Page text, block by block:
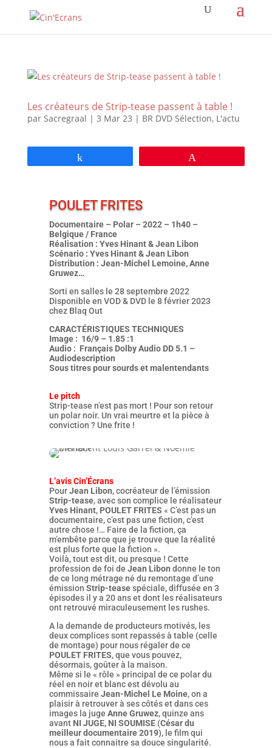
Les créateurs de Strip-tease passent à table !
par Sacregraal | 3 Mar 23 | BR DVD Sélection, L'actu
POULET FRITES
Documentaire – Polar – 2022 – 1h40 –
Belgique / France
Réalisation : Yves Hinant & Jean Libon
Scénario : Yves Hinant & Jean Libon
Distribution : Jean-Michel Lemoine, Anne
Gruwez…
Sorti en salles le 28 septembre 2022
Disponible en VOD & DVD le 8 février 2023
chez Blaq Out
CARACTÉRISTIQUES TECHNIQUES
Image : 16/9 – 1.85 :1
Audio : Français Dolby Audio DD 5.1 –
Audiodescription
Sous titres pour sourds et malentendants
Le pitch
Strip-tease n’est pas mort ! Pour son retour
un polar noir. Un vrai meurtre et la pièce à
conviction ? Une frite !
L’avis Cin’Écrans
PourJean Libon, cocréateur de l’émission
Strip-tease, avec son complice le réalisateur
Yves Hinant, POULET FRITES « C’est pas un
documentaire, c’est pas une fiction, c’est
autre chose !… Faire de la fiction, ça
m’embête parce que je trouve que la réalité
est plus forte que la fiction ».
Voilà, tout est dit, ou presque ! Cette
profession de foi de Jean Libon donne le ton
de ce long métrage né du remontage d’une
émission Strip-teasespéciale, diffusée en 3
épisodes il y a 20 ans et dont les réalisateurs
ont retrouvé miraculeusement les rushes.
A la demande de producteurs motivés, les
deux complices sont repassés à table (celle
de montage) pour nous régaler de ce
POULET FRITES, que vous pouvez,
désormais, goûter à la maison.
Même si le « rôle » principal de ce polar du
réel en noir et blanc est dévolu au
commissaire Jean-Michel Le Moine, on a
plaisir à retrouver à ses côtés et dans ces
images la juge Anne Gruwez, quinze ans
avant NI JUGE, NI SOUMISE (César du
meilleur documentaire 2019), le film qui
nous a fait connaitre sa douce singularité.